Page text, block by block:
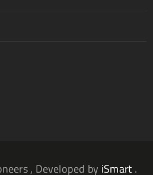
, Developed by iSmart.